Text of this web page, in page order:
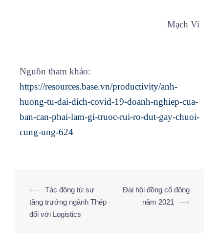
Mạch Vi
Nguồn tham khảo:
https://resources.base.vn/productivity/anh-
huong-tu-dai-dich-covid-19-doanh-nghiep-cua-
ban-can-phai-lam-gi-truoc-rui-ro-dut-gay-chuoi-
cung-ung-624
⟵
Tác động từ sự
tăng trưởng ngành Thép
đối với Logistics
Đại hội đồng cổ đông
năm 2021
⟶